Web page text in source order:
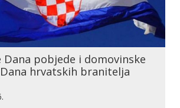
Dana pobjede i domovinske
hrvatskih branitelja